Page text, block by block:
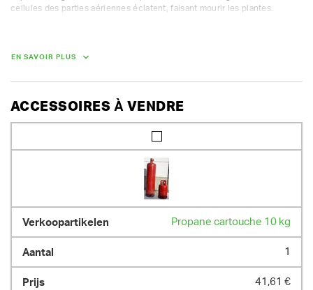
cellules des parties aériennes éclatent, faisant mourir les plantes.
EN SAVOIR PLUS
ACCESSOIRES À VENDRE
Propane cartouche 10 kg
1
41,61 €